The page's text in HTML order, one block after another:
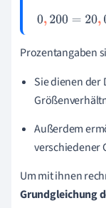
0,200=20, 0%
Prozentangaben
Sie dienen der
Außerdem
verschiedener
Um mit ihnen
Grundgleichung